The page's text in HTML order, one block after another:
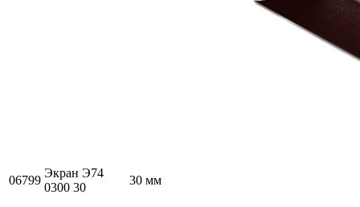
06799
Экран Э74
0300 30
30 мм